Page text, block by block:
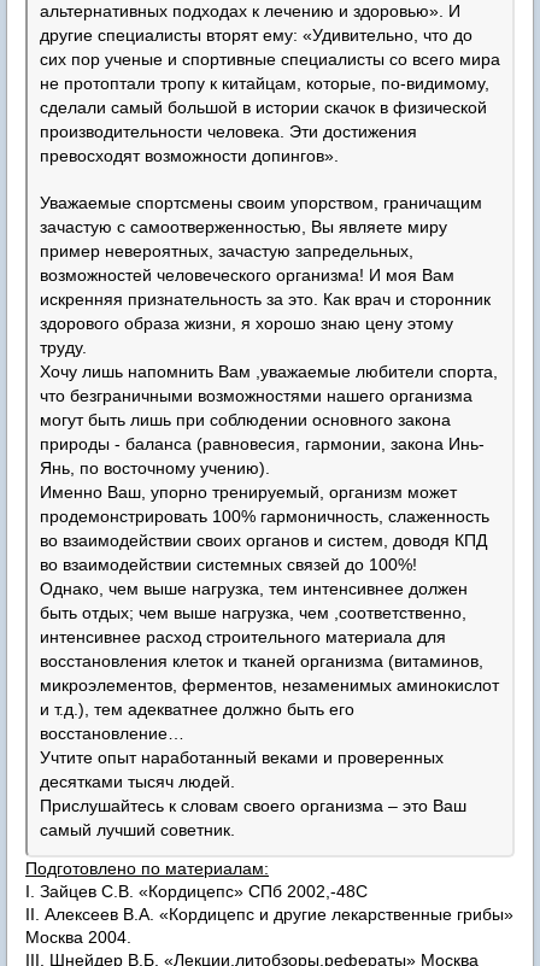
альтернативных подходах к лечению и здоровью». И
другие специалисты вторят ему: «Удивительно, что до
сих пор ученые и спортивные специалисты со всего мира
не протоптали тропу к китайцам, которые, по-видимому,
сделали самый большой в истории скачок в физической
производительности человека. Эти достижения
превосходят возможности допингов».
Уважаемые спортсмены своим упорством, граничащим
зачастую с самоотверженностью, Вы являете миру
пример невероятных, зачастую запредельных,
возможностей человеческого организма! И моя Вам
искренняя признательность за это. Как врач и сторонник
здорового образа жизни, я хорошо знаю цену этому
труду.
Хочу лишь напомнить Вам ,уважаемые любители спорта,
что безграничными возможностями нашего организма
могут быть лишь при соблюдении основного закона
природы - баланса (равновесия, гармонии, закона Инь-
Янь, по восточному учению).
Именно Ваш, упорно тренируемый, организм может
продемонстрировать 100% гармоничность, слаженность
во взаимодействии своих органов и систем, доводя КПД
во взаимодействии системных связей до 100%!
Однако, чем выше нагрузка, тем интенсивнее должен
быть отдых; чем выше нагрузка, чем ,соответственно,
интенсивнее расход строительного материала для
восстановления клеток и тканей организма (витаминов,
микроэлементов, ферментов, незаменимых аминокислот
и т.д.), тем адекватнее должно быть его
восстановление…
Учтите опыт наработанный веками и проверенных
десятками тысяч людей.
Прислушайтесь к словам своего организма – это Ваш
самый лучший советник.
Подготовлено по материалам:
I. Зайцев С.В. «Кордицепс» СПб 2002,-48С
II. Алексеев В.А. «Кордицепс и другие лекарственные грибы»
Москва 2004.
III. Шнейдер В.Б. «Лекции,литобзоры,рефераты» Москва